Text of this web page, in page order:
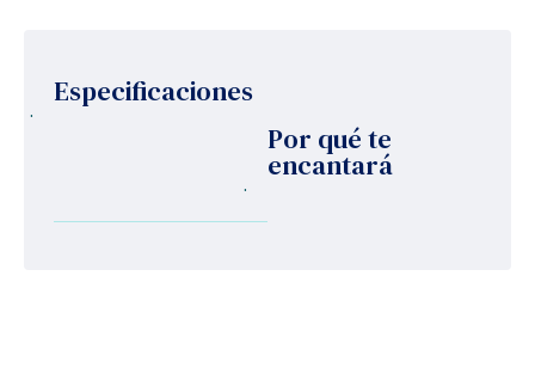
Especificaciones
.
Por qué te
encantará
.